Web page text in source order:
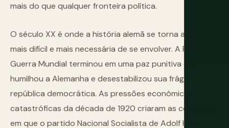
mais do que qualquer fronteira política.
O século XX é onde a história alemã se torna a coisa
mais difícil e mais necessária de se envolver. A Primeira
Guerra Mundial terminou em uma paz punitiva que
humilhou a Alemanha e desestabilizou sua frágil
república democrática. As pressões econômicas
catastróficas da década de 1920 criaram as condições
em que o partido Nacional Socialista de Adolf Hitler